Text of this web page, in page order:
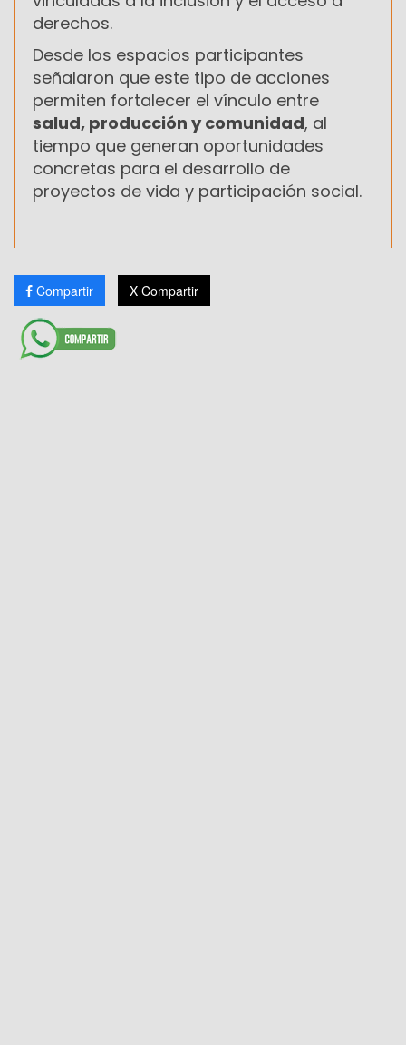
derechos.
Desde los espacios participantes
señalaron que este tipo de acciones
permiten fortalecer el vínculo entre
salud, producción y comunidad, al
tiempo que generan oportunidades
concretas para el desarrollo de
proyectos de vida y participación social.
Compartir X Compartir